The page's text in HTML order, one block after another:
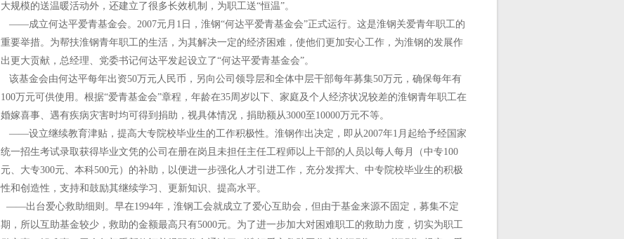
大规模的送温暖活动外，还建立了很多长效机制，为职工送“恒温”。
——成立何达平爱青基金会。2007元月1日，淮钢“何达平爱青基金会”正式运行。这是淮钢关爱青年职工的
重要举措。为帮扶淮钢青年职工的生活，为其解决一定的经济困难，使他们更加安心工作，为淮钢的发展作
出更大贡献，总经理、党委书记何达平发起设立了“何达平爱青基金会”。
该基金会由何达平每年出资50万元人民币，另向公司领导层和全体中层干部每年募集50万元，确保每年有
100万元可供使用。根据“爱青基金会”章程，年龄在35周岁以下、家庭及个人经济状况较差的淮钢青年职工在
婚嫁喜事、遇有疾病灾害时均可得到捐助，视具体情况，捐助额从3000至10000万元不等。
——设立继续教育津贴，提高大专院校毕业生的工作积极性。淮钢作出决定，即从2007年1月起给予经国家
统一招生考试录取获得毕业文凭的公司在册在岗且未担任主任工程师以上干部的人员以每人每月（中专100
元、大专300元、本科500元）的补助，以便进一步强化人才引进工作，充分发挥大、中专院校毕业生的积极
性和创造性，支持和鼓励其继续学习、更新知识、提高水平。
——出台爱心救助细则。早在1994年，淮钢工会就成立了爱心互助会，但由于基金来源不固定，募集不定
期，所以互助基金较少，救助的金额最高只有5000元。为了进一步加大对困难职工的救助力度，切实为职工